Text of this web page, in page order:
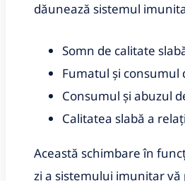
dăunează sistemul
Somn de calitate
Fumatul și consumul
Consumul și abuzul
Calitatea slabă a
Această schimbare în
zi a sistemului imunitar vă